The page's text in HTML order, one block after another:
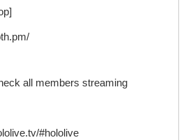
all members streaming
#hololive